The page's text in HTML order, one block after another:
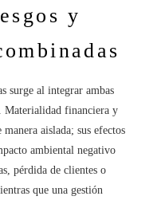
y
surge al integrar ambas
Materialidad financiera y
aislada; sus efectos
ambiental negativo
pérdida de clientes o
que una gestión